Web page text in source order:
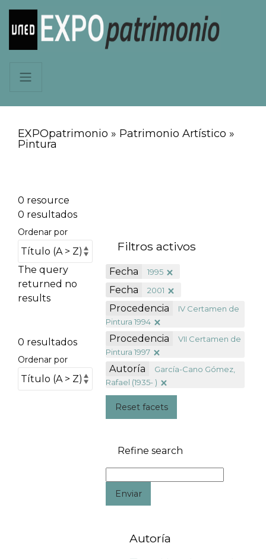
EXPOpatrimonio » Patrimonio Artístico »
Pintura
0 resource
0 resultados
Ordenar por
The query
returned no
results
0 resultados
Ordenar por
Filtros activos
Fecha 1995
Fecha 2001
Procedencia
IV Certamen de
Pintura 1994
Procedencia
VII Certamen de
Pintura 1997
Autoría
García-Cano Gómez,
Rafael (1935- )
Reset facets
Refine search
Enviar
Autoría